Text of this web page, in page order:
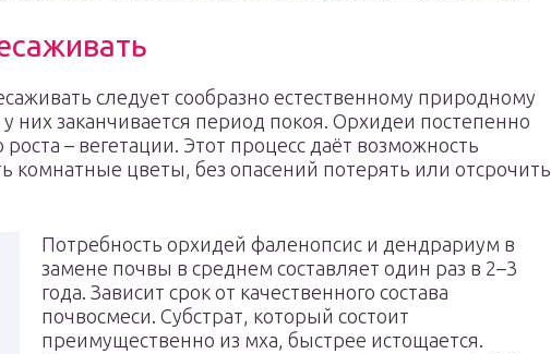
следует сообразно естественному природному
них заканчивается период покоя. Орхидеи постепенно
роста – вегетации. Этот процесс даёт возможность
комнатные цветы, без опасений потерять или отсрочить
Потребность орхидей фаленопсис и дендрариум в
замене почвы в среднем составляет один раз в 2–3
года. Зависит срок от качественного состава
почвосмеси. Субстрат, который состоит
преимущественно из мха, быстрее истощается.